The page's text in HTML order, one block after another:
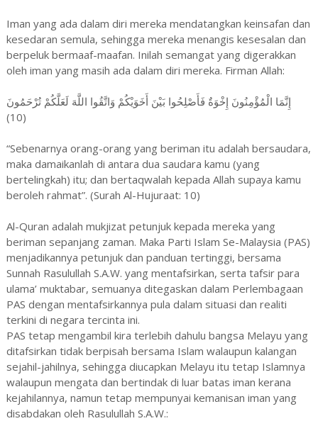
Iman yang ada dalam diri mereka mendatangkan keinsafan dan
kesedaran semula, sehingga mereka menangis kesesalan dan
berpeluk bermaaf-maafan. Inilah semangat yang digerakkan
oleh iman yang masih ada dalam diri mereka. Firman Allah:
إِنَّمَا الْمُؤْمِنُونَ إِخْوَةٌ فَأَصْلِحُوا بَيْنَ أَخَوَيْكُمْ وَاتَّقُوا اللَّهَ لَعَلَّكُمْ تُرْحَمُونَ
(10)
“Sebenarnya orang-orang yang beriman itu adalah bersaudara,
maka damaikanlah di antara dua saudara kamu (yang
bertelingkah) itu; dan bertaqwalah kepada Allah supaya kamu
beroleh rahmat”. (Surah Al-Hujuraat: 10)
Al-Quran adalah mukjizat petunjuk kepada mereka yang
beriman sepanjang zaman. Maka Parti Islam Se-Malaysia (PAS)
menjadikannya petunjuk dan panduan tertinggi, bersama
Sunnah Rasulullah S.A.W. yang mentafsirkan, serta tafsir para
ulama’ muktabar, semuanya ditegaskan dalam Perlembagaan
PAS dengan mentafsirkannya pula dalam situasi dan realiti
terkini di negara tercinta ini.
PAS tetap mengambil kira terlebih dahulu bangsa Melayu yang
ditafsirkan tidak berpisah bersama Islam walaupun kalangan
sejahil-jahilnya, sehingga diucapkan Melayu itu tetap Islamnya
walaupun mengata dan bertindak di luar batas iman kerana
kejahilannya, namun tetap mempunyai kemanisan iman yang
disabdakan oleh Rasulullah S.A.W.: